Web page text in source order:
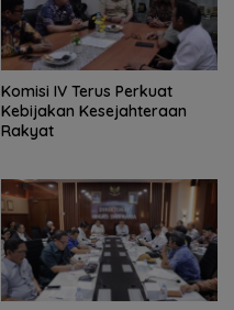
Komisi IV Terus Perkuat
Kebijakan Kesejahteraan
Rakyat